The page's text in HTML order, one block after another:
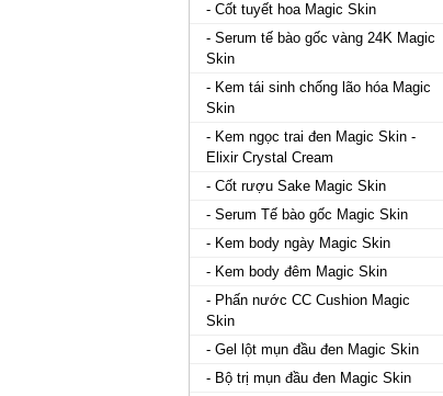
- Cốt tuyết hoa Magic Skin
- Serum tế bào gốc vàng 24K Magic
Skin
- Kem tái sinh chống lão hóa Magic
Skin
- Kem ngọc trai đen Magic Skin -
Elixir Crystal Cream
- Cốt rượu Sake Magic Skin
- Serum Tế bào gốc Magic Skin
- Kem body ngày Magic Skin
- Kem body đêm Magic Skin
- Phấn nước CC Cushion Magic
Skin
- Gel lột mụn đầu đen Magic Skin
- Bộ trị mụn đầu đen Magic Skin